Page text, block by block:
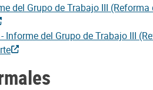
del Grupo de Trabajo III
del Grupo de Trabajo III